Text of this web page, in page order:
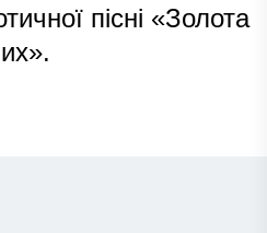
пісні «Золота